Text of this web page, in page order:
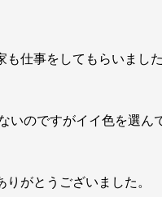
仕事をしてもらいました
のですがイイ色を選ん
がとうございました。